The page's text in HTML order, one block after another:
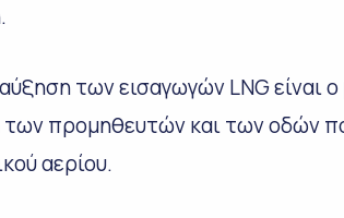
των εισαγωγών LNG είναι
προμηθευτών και των οδών
αερίου.